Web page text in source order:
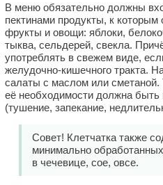
В меню обязательно должны
пектинами продукты, к которым
фрукты и овощи: яблоки,
тыква, сельдерей, свекла.
употреблять в свежем виде,
желудочно-кишечного тракта.
салаты с маслом или сметаной.
её необходимости должна
(тушение, запекание,
Совет! Клетчатка также
минимально
в чечевице, сое, овсе.